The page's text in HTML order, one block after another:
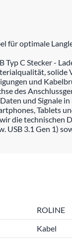
für optimale
Typ C Stecker -
und
des
und
Tablets
die
3.1 Gen 1)
ROLINE
Kabel